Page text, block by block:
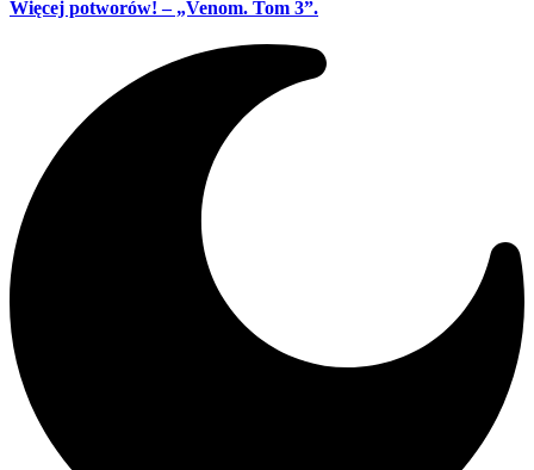
Więcej potworów! – „Venom. Tom 3”.